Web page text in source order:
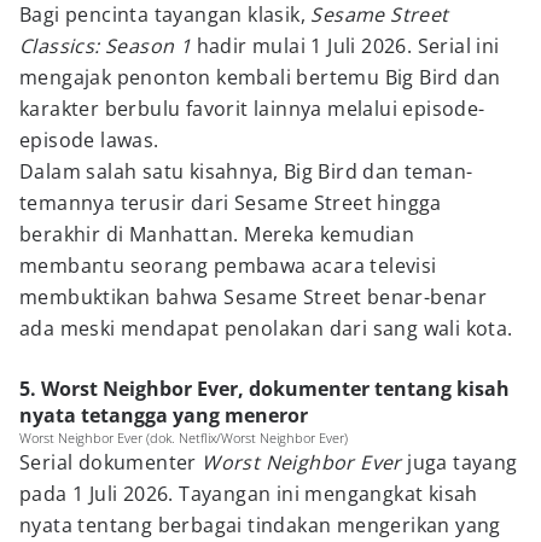
Bagi pencinta tayangan klasik, Sesame Street
Classics: Season 1 hadir mulai 1 Juli 2026. Serial ini
mengajak penonton kembali bertemu Big Bird dan
karakter berbulu favorit lainnya melalui episode-
episode lawas.
Dalam salah satu kisahnya, Big Bird dan teman-
temannya terusir dari Sesame Street hingga
berakhir di Manhattan. Mereka kemudian
membantu seorang pembawa acara televisi
membuktikan bahwa Sesame Street benar-benar
ada meski mendapat penolakan dari sang wali kota.
5. Worst Neighbor Ever, dokumenter tentang kisah
nyata tetangga yang meneror
Worst Neighbor Ever (dok. Netflix/Worst Neighbor Ever)
Serial dokumenter Worst Neighbor Everjuga tayang
pada 1 Juli 2026. Tayangan ini mengangkat kisah
nyata tentang berbagai tindakan mengerikan yang